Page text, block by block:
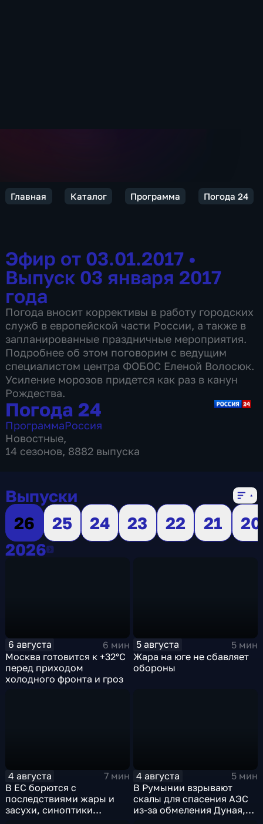
Главная Каталог Программа Погода 24
Эфир от 03.01.2017 •
Выпуск 03 января 2017
года
Погода вносит коррективы в работу городских
служб в европейской части России, а также в
запланированные праздничные мероприятия.
Подробнее об этом поговорим с ведущим
специалистом центра ФОБОС Еленой Волосюк.
Усиление морозов придется как раз в канун
Рождества.
Погода 24
ПрограммаРоссия
Новостные,
14 сезонов, 8882 выпуска
Выпуски
26
25 24 23 22 21
20
20262026
6 августа
6 мин
Москва готовится к +32°C
перед приходом
холодного фронта и гроз
5 августа
5 мин
Жара на юге не сбавляет
обороны
4 августа
7 мин
В ЕС борются с
последствиями жары и
засухи, синоптики
4 августа
5 мин
В Румынии взрывают
скалы для спасения АЭС
из-за обмеления Дуная,